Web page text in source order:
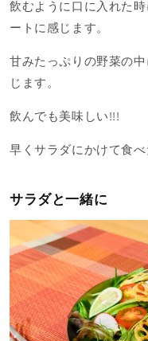
飲むように口に入れた
ートに感じます。
甘みたっぷりの野菜の中
じます。
飲んでも美味しい!!!
早くサラダにかけて食べ
サラダと一緒に